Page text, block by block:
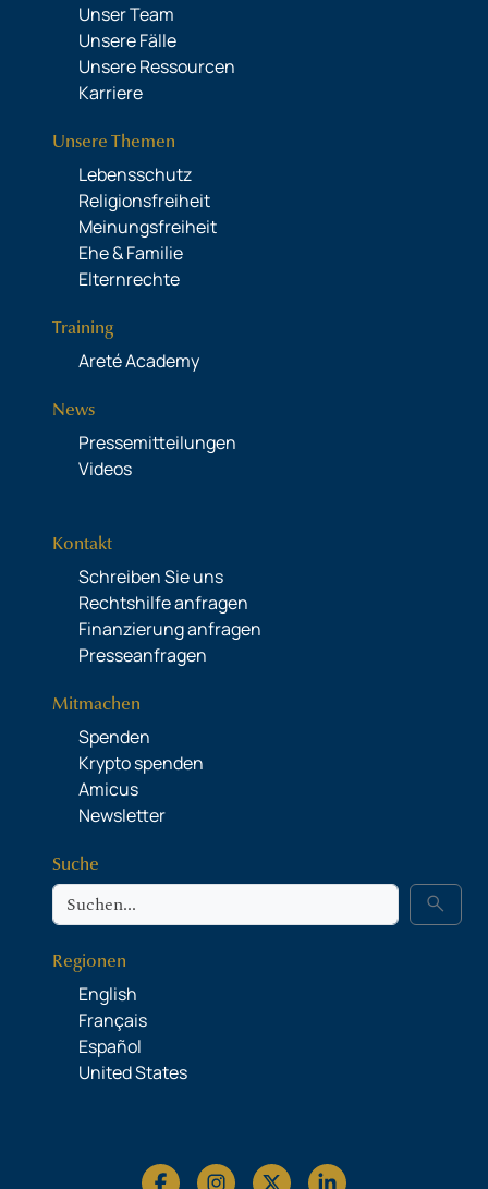
Unser Team
Unsere Fälle
Unsere Ressourcen
Karriere
Unsere Themen
Lebensschutz
Religionsfreiheit
Meinungsfreiheit
Ehe & Familie
Elternrechte
Training
Areté Academy
News
Pressemitteilungen
Videos
Kontakt
Schreiben Sie uns
Rechtshilfe anfragen
Finanzierung anfragen
Presseanfragen
Mitmachen
Spenden
Krypto spenden
Amicus
Newsletter
Suche
Suche search
Regionen
English
Français
Español
United States